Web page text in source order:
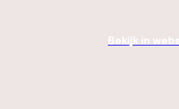
Bekijk in